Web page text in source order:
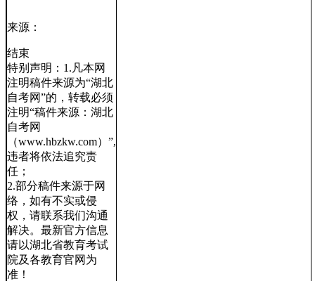
来源：
结束
特别声明：1.凡本网
注明稿件来源为“湖北
自考网”的，转载必须
注明“稿件来源：湖北
自考网
（www.hbzkw.com）”,
违者将依法追究责
任；
2.部分稿件来源于网
络，如有不实或侵
权，请联系我们沟通
解决。最新官方信息
请以湖北省教育考试
院及各教育官网为
准！